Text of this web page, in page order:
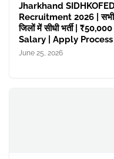
Jharkhand
Recruitment 2026 | सभी
जिलों में सीधी भर्ती | ₹50,000
Salary | Apply Process
June 25, 2026